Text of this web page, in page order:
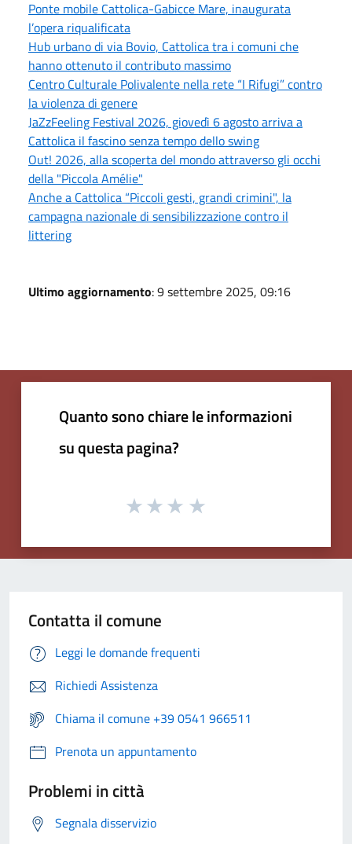
Ponte mobile Cattolica-Gabicce Mare, inaugurata
l’opera riqualificata
Hub urbano di via Bovio, Cattolica tra i comuni che
hanno ottenuto il contributo massimo
Centro Culturale Polivalente nella rete “I Rifugi” contro
la violenza di genere
JaZzFeeling Festival 2026, giovedì 6 agosto arriva a
Cattolica il fascino senza tempo dello swing
Out! 2026, alla scoperta del mondo attraverso gli occhi
della "Piccola Amélie"
Anche a Cattolica “Piccoli gesti, grandi crimini", la
campagna nazionale di sensibilizzazione contro il
littering
Ultimo aggiornamento: 9 settembre 2025, 09:16
Quanto sono chiare le informazioni
su questa pagina?
Contatta il comune
Leggi le domande frequenti
Richiedi Assistenza
Chiama il comune +39 0541 966511
Prenota un appuntamento
Problemi in città
Segnala disservizio